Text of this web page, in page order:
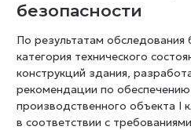
безопасности
По результатам обследования
категория технического
конструкций здания,
рекомендации по
производственного объекта I
в соответствии с